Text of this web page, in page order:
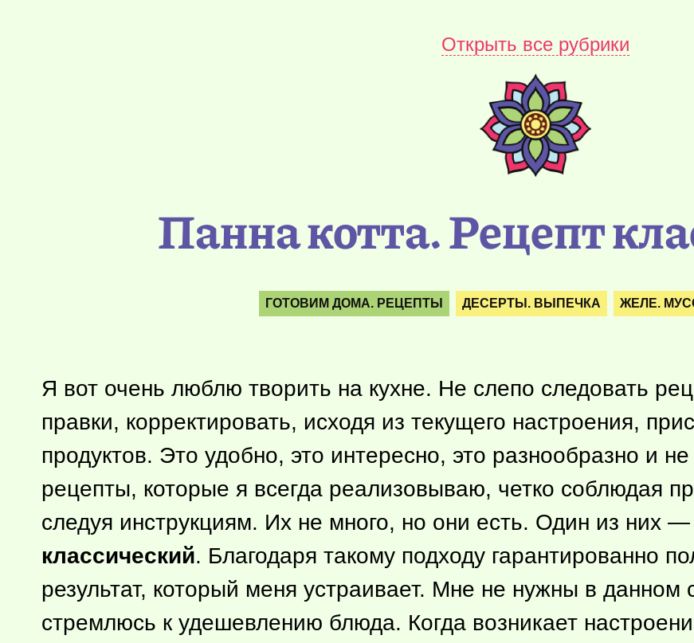
Открыть все рубрики
Панна котта. Рецепт
ГОТОВИМ ДОМА. РЕЦЕПТЫ ДЕСЕРТЫ. ВЫПЕЧКА ЖЕЛЕ.
Я вот очень люблю творить на кухне. Не слепо следовать
правки, корректировать, исходя из текущего настроения,
продуктов. Это удобно, это интересно, это разнообразно и
рецепты, которые я всегда реализовываю, четко соблюдая
следуя инструкциям. Их не много, но они есть. Один из них —
классический. Благодаря такому подходу гарантированно
результат, который меня устраивает. Мне не нужны в данном
стремлюсь к удешевлению блюда. Когда возникает